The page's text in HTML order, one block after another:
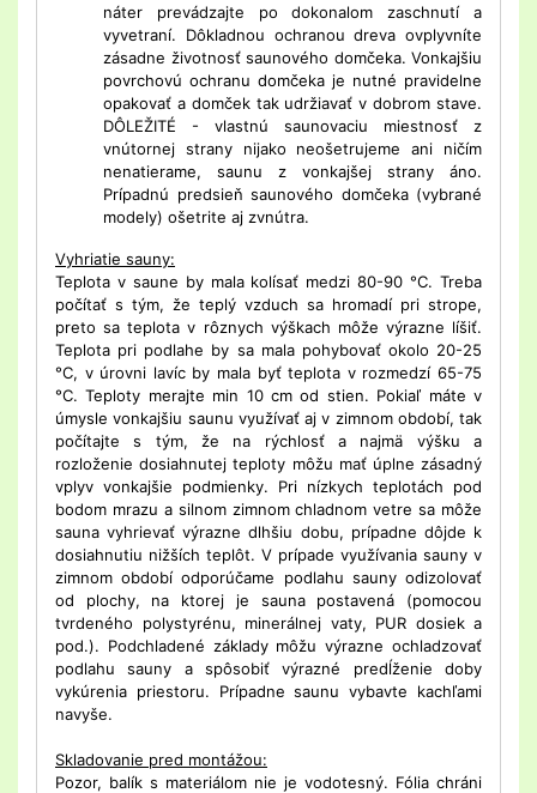
náter prevádzajte po dokonalom zaschnutí a
vyvetraní. Dôkladnou ochranou dreva ovplyvníte
zásadne životnosť saunového domčeka. Vonkajšiu
povrchovú ochranu domčeka je nutné pravidelne
opakovať a domček tak udržiavať v dobrom stave.
DÔLEŽITÉ - vlastnú saunovaciu miestnosť z
vnútornej strany nijako neošetrujeme ani ničím
nenatierame, saunu z vonkajšej strany áno.
Prípadnú predsieň saunového domčeka (vybrané
modely) ošetrite aj zvnútra.
Vyhriatie sauny:
Teplota v saune by mala kolísať medzi 80-90 °C. Treba
počítať s tým, že teplý vzduch sa hromadí pri strope,
preto sa teplota v rôznych výškach môže výrazne líšiť.
Teplota pri podlahe by sa mala pohybovať okolo 20-25
°C, v úrovni lavíc by mala byť teplota v rozmedzí 65-75
°C. Teploty merajte min 10 cm od stien. Pokiaľ máte v
úmysle vonkajšiu saunu využívať aj v zimnom období, tak
počítajte s tým, že na rýchlosť a najmä výšku a
rozloženie dosiahnutej teploty môžu mať úplne zásadný
vplyv vonkajšie podmienky. Pri nízkych teplotách pod
bodom mrazu a silnom zimnom chladnom vetre sa môže
sauna vyhrievať výrazne dlhšiu dobu, prípadne dôjde k
dosiahnutiu nižších teplôt. V prípade využívania sauny v
zimnom období odporúčame podlahu sauny odizolovať
od plochy, na ktorej je sauna postavená (pomocou
tvrdeného polystyrénu, minerálnej vaty, PUR dosiek a
pod.). Podchladené základy môžu výrazne ochladzovať
podlahu sauny a spôsobiť výrazné predĺženie doby
vykúrenia priestoru. Prípadne saunu vybavte kachľami
navyše.
Skladovanie pred montážou:
Pozor, balík s materiálom nie je vodotesný. Fólia chráni